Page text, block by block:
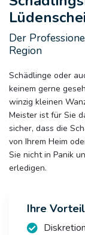
Der
Region
Schädlinge oder
keinem gerne
winzig kleinen
Meister ist für Sie
sicher, dass die
von Ihrem Heim
Sie nicht in Panik
erledigen.
Ihre